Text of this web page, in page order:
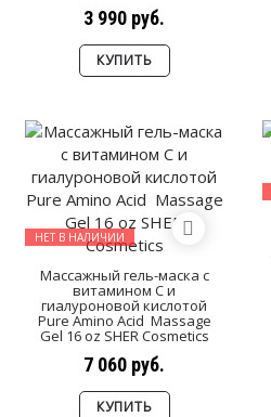
3 990 руб.
КУПИТЬ
НЕТ В НАЛИЧИИ
Массажный гель-маска с
витамином С и
гиалуроновой кислотой
Pure Amino Acid Massage
Gel 16 oz SHER Cosmetics
7 060 руб.
КУПИТЬ